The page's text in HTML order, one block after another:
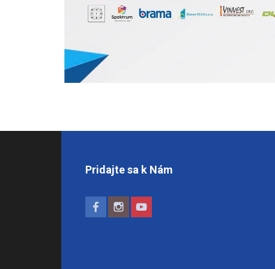
Pridajte sa k Nám